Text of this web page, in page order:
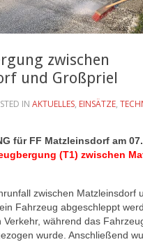
zwischen
und Großpriel
IN AKTUELLES, EINSÄTZE,
für FF Matzleinsdorf am
(T1) zwischen
zwischen Matzleinsdorf
Fahrzeug abgeschleppt
Verkehr, während das
wurde. Anschließend